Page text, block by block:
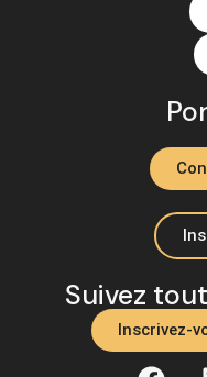
Suivez
Inscrivez-